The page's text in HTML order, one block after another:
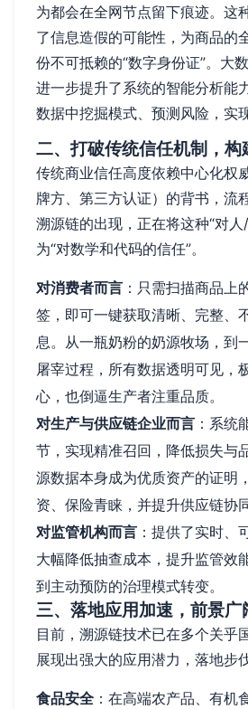
为都会在全网节点留下痕迹。这
了信息造假的可能性，为商品的
份不可抵赖的“数字身份证”。大
进一步提升了系统的智能分析能
数据中挖掘模式、预测风险，实
二、打破传统信任机制，构
传统商业信任高度依赖中心化权
牌方、第三方认证）的背书，流
溯源链的出现，正在将这种“对
为“对数学和代码的信任”。
对消费者而言 ：只需扫描商品上
签，即可一键获取清晰、完整、
息。从一瓶奶粉的奶源牧场，到
屠宰过程，所有数据透明可见，
心，也倒逼生产者注重品质。
对生产与供应链企业而言 ：系统
节，实现精准召回，降低损失与
源数据本身成为优质资产的证明
资、保险青睐，并提升供应链协
对监管机构而言 ：提供了实时、
大幅降低抽查成本，提升监管效
到主动预防的治理模式转变。
三、落地应用加速，前景广
目前，溯源链技术已在多个关乎
展现出强大的应用潜力，落地步
食品安全 ：在高端农产品、有机